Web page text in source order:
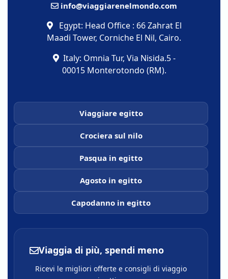
info@viaggiarenelmondo.com
Egypt: Head Office : 66 Zahrat El
Maadi Tower, Corniche El Nil, Cairo.
Italy: Omnia Tur, Via Nisida.5 -
00015 Monterotondo (RM).
Viaggiare egitto
Crociera sul nilo
Pasqua in egitto
Agosto in egitto
Capodanno in egitto
Viaggia di più, spendi meno
Ricevi le migliori offerte e consigli di viaggio